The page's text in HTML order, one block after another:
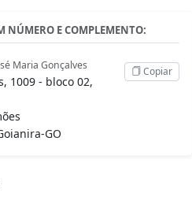
NÚMERO E COMPLEMENTO:
Maria Gonçalves
1009 - bloco 02,
GO
Copiar